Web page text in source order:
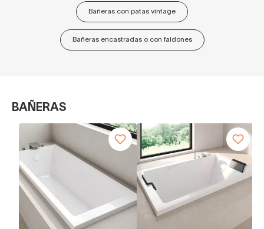
Bañeras con patas vintage
Bañeras encastradas o con faldones
BAÑERAS